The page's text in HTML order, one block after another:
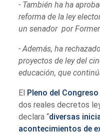
- También ha ha
reforma de la ley
un senador por
- Además, ha
proyectos de ley del
educación, que
El Pleno del Congreso
dos reales decretos
declara “diversas
acontecimientos de